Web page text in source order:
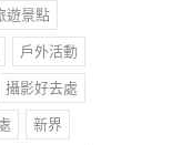
遊景點
戶外活動
攝影好去處
新界